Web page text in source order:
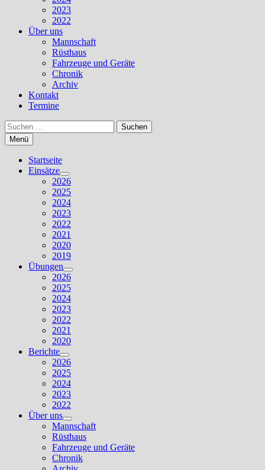
2023
2022
Über uns
Mannschaft
Rüsthaus
Fahrzeuge und Geräte
Chronik
Archiv
Kontakt
Termine
Suchen
nach:
Menü
Startseite
Einsätze
Untermenü
anzeigen
2026
2025
2024
2023
2022
2021
2020
2019
Übungen
Untermenü
anzeigen
2026
2025
2024
2023
2022
2021
2020
Berichte
Untermenü
anzeigen
2026
2025
2024
2023
2022
Über uns
Untermenü
anzeigen
Mannschaft
Rüsthaus
Fahrzeuge und Geräte
Chronik